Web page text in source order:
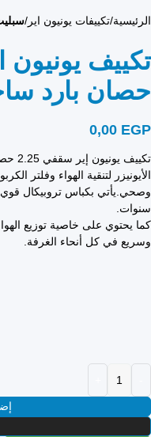
الرئيسية تكييفات يونيون اير
حصان بارد
0,00 EGP
الأيونيزر لتنقية الهواء وفلتر
سنوات.
كما يحتوي على خاصية توزيع
وسريع في كل أنحاء الغرفة.